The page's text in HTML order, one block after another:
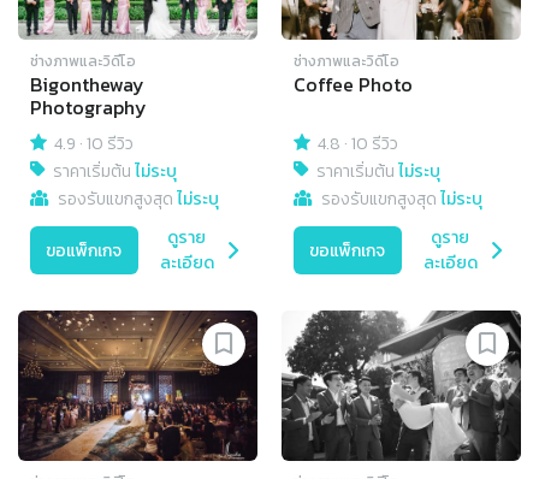
ช่างภาพและวิดีโอ
Bigontheway
Photography
4.9 ·10 รีวิว
ราคาเริ่มต้นไม่ระบุ
รองรับแขกสูงสุดไม่ระบุ
ขอแพ็กเกจ
ดูราย
ละเอียด
ช่างภาพและวิดีโอ
Coffee Photo
4.8 ·10 รีวิว
ราคาเริ่มต้นไม่ระบุ
รองรับแขกสูงสุดไม่ระบุ
ขอแพ็กเกจ
ดูราย
ละเอียด